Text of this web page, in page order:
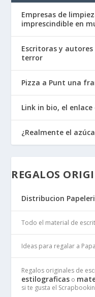
Empresas de
imprescindible en
Escritoras y
terror
Pizza a Punt una
Link in bio, el
¿Realmente el
REGALOS
Distribucion
Todo el material de
Ideas para regalar a Papa
Regalos originales de
estilograficas o
si te gusta el